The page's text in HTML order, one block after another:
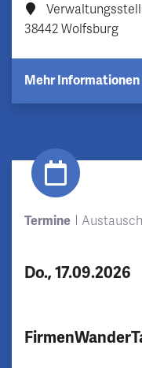
38442 Wolfsburg
Mehr Informationen
Termine
Do., 17.09.2026